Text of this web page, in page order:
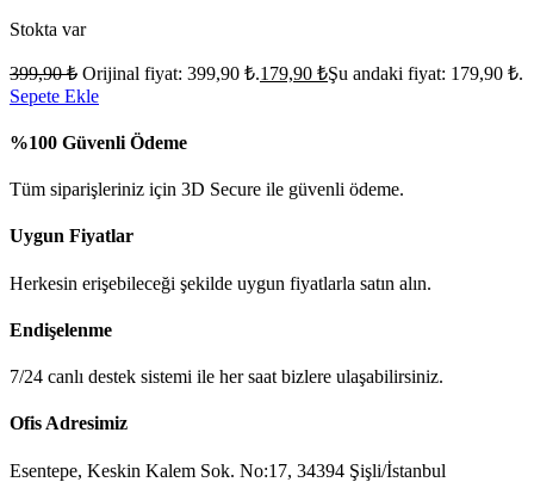
Stokta var
399,90₺ Orijinal fiyat: 399,90 ₺.179,90 ₺Şu andaki fiyat: 179,90 ₺.
Sepete Ekle
%100 Güvenli Ödeme
Tüm siparişleriniz için 3D Secure ile güvenli ödeme.
Uygun Fiyatlar
Herkesin erişebileceği şekilde uygun fiyatlarla satın alın.
Endişelenme
7/24 canlı destek sistemi ile her saat bizlere ulaşabilirsiniz.
Ofis Adresimiz
Esentepe, Keskin Kalem Sok. No:17, 34394 Şişli/İstanbul